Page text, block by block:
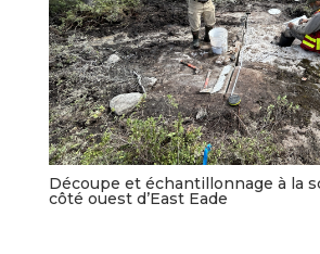
Découpe et échantillonnage à la
côté ouest d’East Eade